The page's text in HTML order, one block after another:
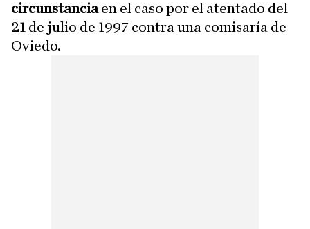
circunstanciaen el caso por el atentado del
21 de julio de 1997 contra una comisaría de
Oviedo.